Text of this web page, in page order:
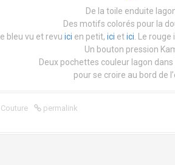
De la toile enduite
Des motifs colorés pour la
Le bleu vu et revu ici en petit, ici etici . Le
Un bouton pression
Deux pochettes couleur lagon dans
pour se croire au bord de
Couture permalink